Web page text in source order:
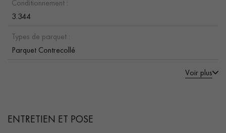
Conditionnement :
3.344
Types de parquet :
Parquet Contrecollé
Voir plus
ENTRETIEN ET POSE